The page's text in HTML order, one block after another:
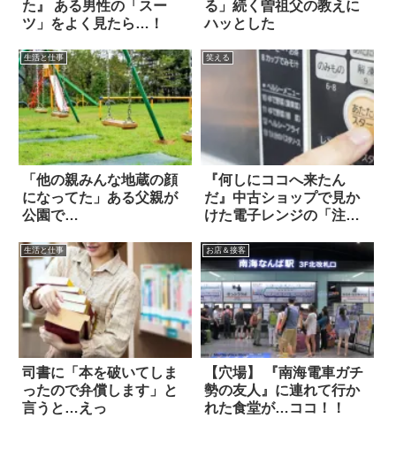
た』 ある男性の「スー
ツ」をよく見たら…！
る」続く曽祖父の教えに
ハッとした
生活と仕事
「他の親みんな地蔵の顔
になってた」ある父親が
公園で…
笑える
『何しにココへ来たん
だ』中古ショップで見か
けた電子レンジの「注意
生活と仕事
司書に「本を破いてしま
ったので弁償します」と
言うと…えっ
お店＆接客
【穴場】 『南海電車ガチ
勢の友人』に連れて行か
れた食堂が…ココ！！